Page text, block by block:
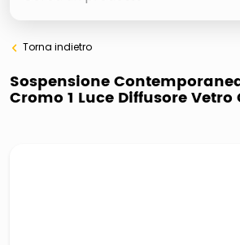
elenchi telefonici
orologio parete
Torna indietro
Sospensione
Cromo 1 Luce Diffusore Vetro